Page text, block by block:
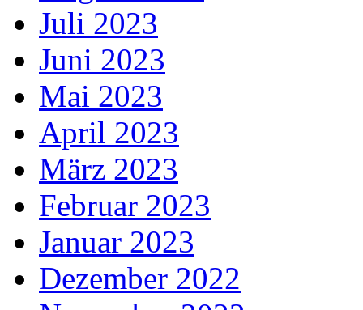
Juli 2023
Juni 2023
Mai 2023
April 2023
März 2023
Februar 2023
Januar 2023
Dezember 2022